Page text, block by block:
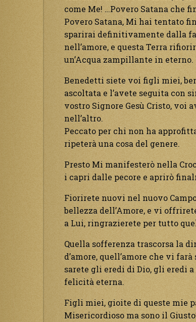
come Me! …Povero Satana che
Povero Satana, Mi hai tentato
sparirai definitivamente dalla
nell’amore, e questa Terra
un’Acqua zampillante in eterno.
Benedetti siete voi figli miei,
ascoltata e l’avete seguita con
vostro Signore Gesù Cristo, voi
nell’altro.
Peccato per chi non ha
ripeterà una cosa del genere.
Presto Mi manifesterò nella
i capri dalle pecore e aprirò
Fiorirete nuovi nel nuovo
bellezza dell’Amore, e vi
a Lui, ringrazierete per tutto
Quella sofferenza trascorsa la
d’amore, quell’amore che vi
sarete gli eredi di Dio, gli eredi
felicità eterna.
Figli miei, gioite di queste mie
Misericordioso ma sono il